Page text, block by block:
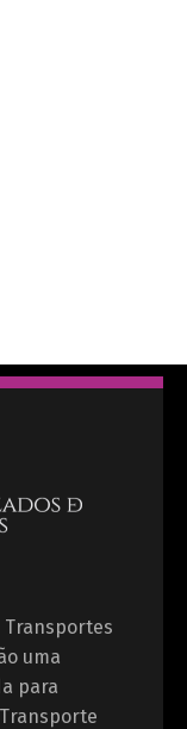
Transportes
uma
para